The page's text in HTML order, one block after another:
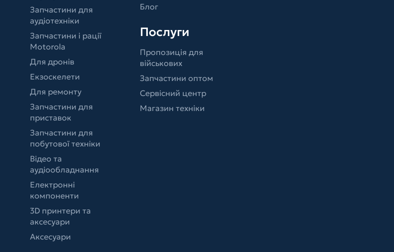
Запчастини для
аудіотехніки
Запчастини і рації
Motorola
Для дронів
Екзоскелети
Для ремонту
Запчастини для
приставок
Запчастини для
побутової техніки
Відео та
аудіообладнання
Електронні
компоненти
3D принтери та
аксесуари
Аксесуари
Блог
Послуги
Пропозиція для
військових
Запчастини оптом
Сервісний центр
Магазин техніки